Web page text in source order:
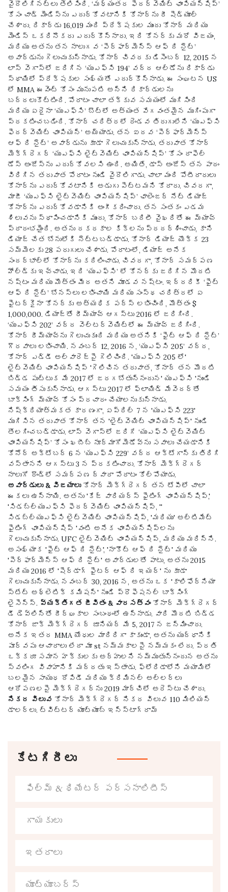
వైదొలిగినట్లు తెలిసింది. ‘మధ్యంతర ఫెదర్‌వెయిట్ ఛాంపియన్‌షిప్’
కోసం చాడ్ మెండిస్‌ను ఎదుర్కోవటానికి కోనార్‌ను రీ షెడ్యూల్
చేశారు. రికార్డు 16,019 మంది ప్రేక్షకుల ముందు కోనార్ మరియు
మెండిస్ ఒకరినొకరు ఎదుర్కొన్నారు. ఇది కోనర్‌కు మరో విజయం,
మరియు అతను తన నాలుగవ ‘పెర్ఫార్మెన్స్ ఆఫ్ ది నైట్’
అవార్డును గెలుచుకున్నాడు. కోనార్ చివరకు డిసెంబర్ 12, 2015 న
లాస్ వెగాస్‌లో జరిగిన ‘యుఎఫ్‌సి 194’ వద్ద ఆల్డోను రికార్డు
స్థాయిలో ప్రేక్షకుల సంఖ్యతో ఎదుర్కొన్నాడు. ఈ సంఘటన US
లో MMA ఈవెంట్ కోసం మునుపటి అన్ని రికార్డులను
బద్దలుకొట్టింది. పోరాటం చాలా తక్కువ సమయంలో ముగిసింది
మరియు ఏదైనా ‘యుఎఫ్‌సి’ బౌట్‌లో అత్యంత వేగవంతమైన ముగింపుగా
ప్రకటించబడింది. కోనార్ చరిత్రలో రెండవ తిరుగులేని ‘యుఎఫ్‌సి
ఫెదర్‌వెయిట్ ఛాంపియన్’ అయ్యాడు. తన ఐదవ ‘పెర్ఫార్మెన్స్
ఆఫ్ ది నైట్’ అవార్డును కూడా గెలుచుకున్నాడు. తరువాత కోనార్
మెక్‌గ్రెగర్ ‘యుఎఫ్‌సి లైట్‌వెయిట్ ఛాంపియన్‌షిప్’ కోసం రాఫెల్
డోస్ అంజోస్‌ను ఎదుర్కోవలసి ఉంది. అయితే, డాస్ అంజోస్ తన పాదం
విరిగిన తరువాత పోరాటం నుండి వైదొలిగాడు. చాలా మంది పోటీదారులు
కోనార్‌ను ఎదుర్కోవటానికి అడుగు పెట్టమని కోరారు. చివరగా,
మాజీ ‘యుఎఫ్‌సి లైట్‌వెయిట్ ఛాంపియన్‌షిప్’ ఛాలెంజర్ నేట్ డియాజ్
కోనార్‌ను ఎదుర్కోవడానికి అంగీకరించారు. తన సంతకం ఎడమ
శిలువను స్థాపించడానికి ముందు, కోనార్ బదిలీ వైఖరితో ఈ మ్యాచ్
ప్రారంభమైంది. అతను రకరకాల కిక్‌లను ప్రదర్శించాడు, కాని
డియాజ్ చేత బోనులోకి నెట్టబడ్డాడు. కోనార్ డియాజ్ యొక్క 23
సమ్మెలకు 28 పరుగులు చేశాడు. పోరాటంలో, డియాజ్ అనేక
సందర్భాల్లో కోనార్‌ను కదిలించాడు. చివరగా, కోనార్ సమర్పణ
హోల్డ్‌కు ఇచ్చాడు. ఇది ‘యుఎఫ్‌సి’ లో కోనర్‌కు జరిగిన మొదటి
నష్టం మరియు మొత్తం మీద అతని మూడవ నష్టం. ఇద్దరికీ ‘ఫైట్
ఆఫ్ ది నైట్’ బోనస్‌లు లభించాయి మరియు సంస్థ చరిత్రలో ఏ
ఫైటర్‌కైనా కోనర్‌కు అత్యధిక పర్స్ లభించింది, మొత్తం $
1,000,000. డియాజ్‌తో రీమ్యాచ్ ఆగస్టు 2016 లో జరిగింది.
‘యుఎఫ్‌సి 202’ వద్ద వెల్టర్‌వెయిట్‌లో ఈ మ్యాచ్ జరిగింది.
కోనార్ రీమ్యాచ్‌ను గెలుచుకుంది మరియు అతనికి ‘ఫైట్ ఆఫ్ ది నైట్’
గౌరవాలు లభించాయి. నవంబర్ 12, 2016 న, ‘యుఎఫ్‌సి 205’ వద్ద,
కోనార్ ఎడ్డీ అల్వారెజ్‌పై గెలిచింది. 'యుఎఫ్‌సి 205 లో'
లైట్‌వెయిట్ ఛాంపియన్‌షిప్ 'గెలిచిన తరువాత, కోనార్ తన మొదటి
బిడ్డ పుట్టుక మే 2017 లో జరగబోతున్నందున' యుఎఫ్‌సి 'నుండి
సమయం తీసుకున్నాడు. ఆగస్టు 2017 లో ఫ్లాయిడ్ మేవెదర్‌తో
బాక్సింగ్ మ్యాచ్ కోసం ప్రచారం చేయాలనుకున్నాడు.
నిష్క్రియాత్మకత కారణంగా, ఏప్రిల్ 7 న 'యుఎఫ్‌సి 223'
ముగిసిన తరువాత కోనార్ తన 'లైట్‌వెయిట్ ఛాంపియన్‌షిప్' నుండి
తొలగించబడ్డాడు. లాస్ వెగాస్‌లో జరిగే ‘యుఎఫ్‌సి లైట్‌వెయిట్
ఛాంపియన్‌షిప్’ కోసం ఖబీబ్ నూర్మాగోమెడోవ్‌ను సవాలు చేయడానికి
కోనోర్ అక్టోబర్ 6 న ‘యుఎఫ్‌సి 229’ వద్ద ఆక్టోగాన్‌కు తిరిగి
వస్తానని ఆగస్టు 3 న ప్రకటించారు. కోనార్ మెక్‌గ్రెగర్
నాలుగో రౌండ్‌లో సమర్పణ ద్వారా పోరాటం కోల్పోయాడు.
అవార్డులు & విజయాలుకోనార్ మెక్‌గ్రెగర్ తన టోపీలో చాలా
ఈకలు ఉన్నాయి. అతను 'కేజ్ వారియర్స్ ఫైటింగ్ ఛాంపియన్‌షిప్,'
'సిడబ్ల్యుఎఫ్‌సి ఫెదర్‌వెయిట్ ఛాంపియన్‌షిప్, ''
సిడబ్ల్యుఎఫ్‌సి లైట్‌వెయిట్ ఛాంపియన్‌షిప్, 'మరియు' అల్టిమేట్
ఫైటింగ్ ఛాంపియన్‌షిప్ 'వంటి అనేక ఛాంపియన్‌షిప్‌లను
గెలుచుకున్నాడు. UFC లైట్‌వెయిట్ ఛాంపియన్‌షిప్, మరియు మరిన్ని.
అసంఖ్యాక 'ఫైట్ ఆఫ్ ది నైట్', 'నాకౌట్ ఆఫ్ ది నైట్' మరియు
'పెర్ఫార్మెన్స్ ఆఫ్ ది నైట్' అవార్డులతో పాటు, అతను 2015
మరియు 2016 లో 'షెర్డాగ్ ఫైటర్ ఆఫ్ ది ఇయర్' ను కూడా
గెలుచుకున్నాడు. నవంబర్ 30, 2016 న, అతను ఒక 'కాలిఫోర్నియా
స్టేట్ అథ్లెటిక్ కమిషన్' నుండి ప్రొఫెషనల్ బాక్సింగ్
లైసెన్స్. వ్యక్తిగత జీవితం & వారసత్వంకోనార్ మెక్‌గ్రెగర్
డీ డెవ్లిన్‌తో దీర్ఘకాల సంబంధంలో ఉన్నాడు. వారి మొదటి బిడ్డ
కోనార్ జాక్ మెక్‌గ్రెగర్ జూనియర్ మే 5, 2017 న జన్మించారు.
అనేక ఇతర MMA యోధుల మాదిరిగా కాకుండా, అతను యుద్ధానికి
పూర్వపు ఆచారాలు లేదా మూ st నమ్మకాలపై నమ్మకం లేదు. ప్రతి
ఒక్కరూ సమాన హక్కులకు అర్హులని నమ్ముతున్నందున అతను
స్వలింగ వివాహానికి మద్దతు ఇస్తాడు. ఫ్లోరిడాలోని మయామిలో
బలమైన సాయుధ దోపిడీ మరియు క్రిమినల్ అల్లర్లు
ఆరోపణలపై మెక్‌గ్రెగర్‌ను 2019 మార్చిలో అరెస్టు చేశారు.
నికర విలువ కోనార్ మెక్‌గ్రెగర్ నికర విలువ 110 మిలియన్
డాలర్లు. ట్విట్టర్ యూట్యూబ్ ఇన్స్టాగ్రామ్
కేటగిరీలు
ఫిల్మ్ & థియేటర్ పర్సనాలిటీస్
గాయకులు
ఇతరాలు
యూట్యూబర్స్